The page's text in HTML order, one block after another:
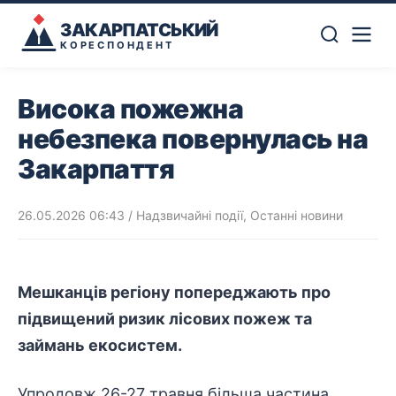
ЗАКАРПАТСЬКИЙ
КОРЕСПОНДЕНТ
Висока пожежна
небезпека повернулась на
Закарпаття
26.05.2026 06:43 / Надзвичайні події, Останні новини
Мешканців регіону попереджають про
підвищений ризик лісових пожеж та
займань екосистем.